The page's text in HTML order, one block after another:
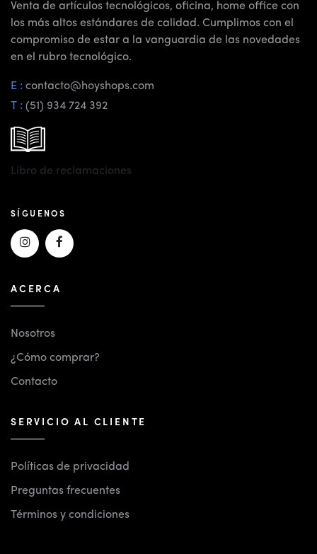
Venta de artículos tecnológicos, oficina, home office con
los más altos estándares de calidad. Cumplimos con el
compromiso de estar a la vanguardia de las novedades
en el rubro tecnológico.
E : contacto@hoyshops.com
T : (51) 934 724 392
Libro de reclamaciones
SÍGUENOS
ACERCA
Nosotros
¿Cómo comprar?
Contacto
SERVICIO AL CLIENTE
Políticas de privacidad
Preguntas frecuentes
Términos y condiciones